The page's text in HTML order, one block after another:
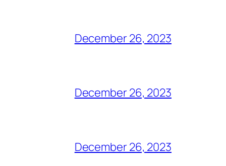
December 26, 2023
December 26, 2023
December 26, 2023